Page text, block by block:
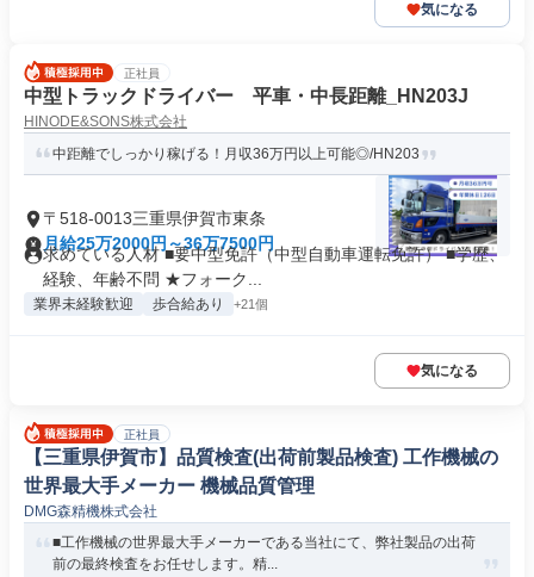
気になる
正社員
中型トラックドライバー 平車・中長距離_HN203J
HINODE&SONS株式会社
中距離でしっかり稼げる！月収36万円以上可能◎/HN203
〒518-0013三重県伊賀市東条
月給25万2000円～36万7500円
求めている人材 ■要中型免許（中型自動車運転免許） ■学歴、
経験、年齢不問 ★フォーク...
業界未経験歓迎 歩合給あり +21個
気になる
正社員
【三重県伊賀市】品質検査(出荷前製品検査) 工作機械の
世界最大手メーカー 機械品質管理
DMG森精機株式会社
■工作機械の世界最大手メーカーである当社にて、弊社製品の出荷
前の最終検査をお任せします。精...